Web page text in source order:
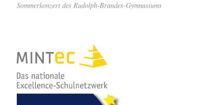
Sommerkonzert des Rudolph-Brandes-Gymnasiums